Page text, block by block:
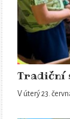
Tradiční
V úterý 23.